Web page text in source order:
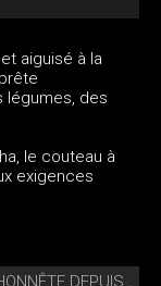
aiguisé à la
légumes, des
le couteau à
exigences